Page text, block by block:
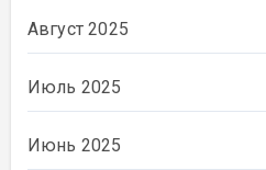
Август 2025
Июль 2025
Июнь 2025